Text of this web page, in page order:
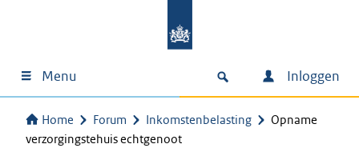
Menu Inloggen
Home Forum Inkomstenbelasting
Opname
verzorgingstehuis echtgenoot